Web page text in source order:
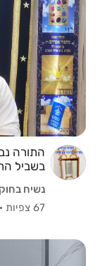
התורה
בשביל
נשיח
67 צפיות
·